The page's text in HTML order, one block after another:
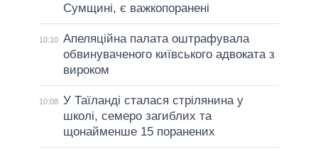
Сумщині, є важкопоранені
10:10 Апеляційна палата оштрафувала
обвинуваченого київського адвоката з
вироком
10:08 У Таїланді сталася стрілянина у
школі, семеро загиблих та
щонайменше 15 поранених